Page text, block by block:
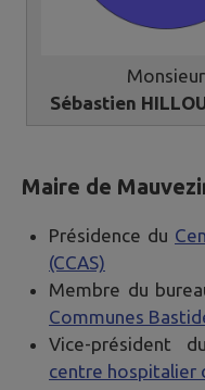
Monsieur
Sébastien
Maire de
Présidence du
(CCAS)
Membre du
Communes
Vice-président
centre hospitalier